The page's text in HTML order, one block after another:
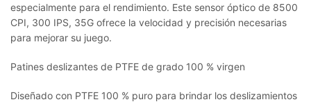
especialmente para el rendimiento. Este sensor óptico de 8500
CPI, 300 IPS, 35G ofrece la velocidad y precisión necesarias
para mejorar su juego.
Patines deslizantes de PTFE de grado 100 % virgen
Diseñado con PTFE 100 % puro para brindar los deslizamientos